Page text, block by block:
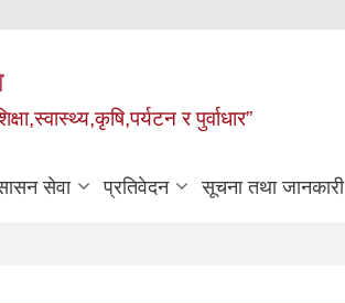
र पुर्वाधार”
सेवा प्रतिवेदन सूचना तथा जानकारी